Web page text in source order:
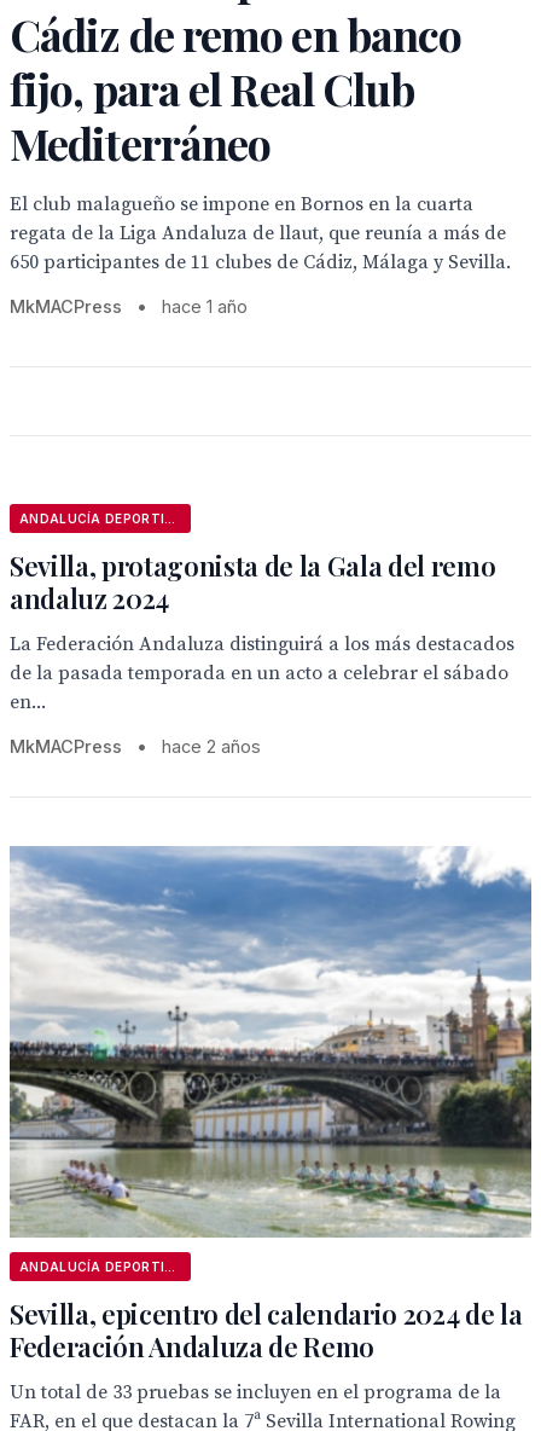
Cádiz de remo en banco
fijo, para el Real Club
Mediterráneo
El club malagueño se impone en Bornos en la cuarta
regata de la Liga Andaluza de llaut, que reunía a más de
650 participantes de 11 clubes de Cádiz, Málaga y Sevilla.
MkMACPress • hace 1 año
Sevilla, protagonista de la Gala del remo
andaluz 2024
La Federación Andaluza distinguirá a los más destacados
de la pasada temporada en un acto a celebrar el sábado
en...
MkMACPress • hace 2 años
Sevilla, epicentro del calendario 2024 de la
Federación Andaluza de Remo
Un total de 33 pruebas se incluyen en el programa de la
FAR, en el que destacan la 7ª Sevilla International Rowing